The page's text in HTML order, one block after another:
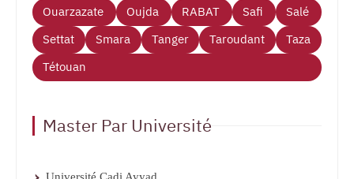
Ouarzazate
Oujda RABAT Safi
Salé
Settat
Smara Tanger Taroudant
Taza
Tétouan
Master Par Université